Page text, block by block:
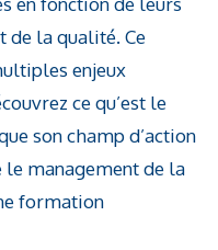
de la qualité. Ce
enjeux
ce qu’est le
son champ d’action
le management de la
formation